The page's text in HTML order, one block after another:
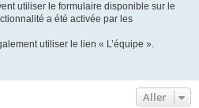
utiliser le formulaire disponible sur le
a été activée par les
utiliser le lien « L’équipe ».
Aller